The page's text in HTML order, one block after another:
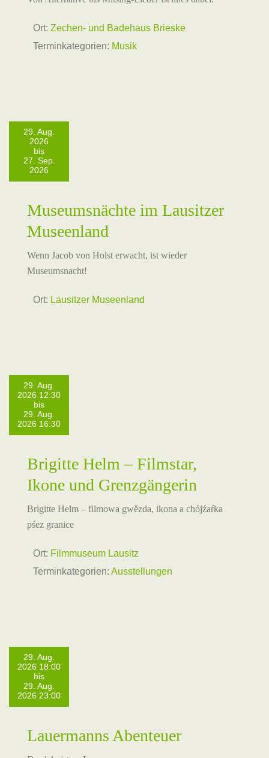
Ort: Zechen- und Badehaus Brieske
Terminkategorien: Musik
29. Aug.
2026
bis
27. Sep.
2026
Museumsnächte im Lausitzer
Museenland
Wenn Jacob von Holst erwacht, ist wieder
Museumsnacht!
Ort: Lausitzer Museenland
29. Aug.
2026 12:30
bis
29. Aug.
2026 16:30
Brigitte Helm – Filmstar,
Ikone und Grenzgängerin
Brigitte Helm – filmowa gwězda, ikona a chójźaŕka
pśez granice
Ort: Filmmuseum Lausitz
Terminkategorien: Ausstellungen
29. Aug.
2026 18:00
bis
29. Aug.
2026 23:00
Lauermanns Abenteuer